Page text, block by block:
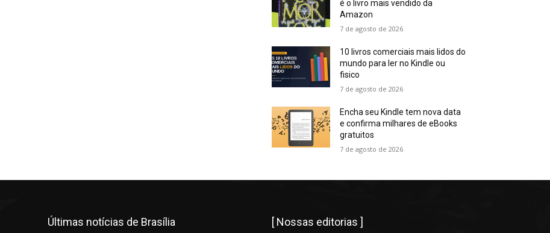
é o livro mais vendido da
Amazon
7 de agosto de 2026
10 livros comerciais mais lidos do
mundo para ler no Kindle ou
fisico
7 de agosto de 2026
Encha seu Kindle tem nova data
e confirma milhares de eBooks
gratuitos
7 de agosto de 2026
Últimas notícias de Brasília [ Nossas editorias ]